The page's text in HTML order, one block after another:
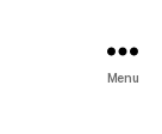
Menu